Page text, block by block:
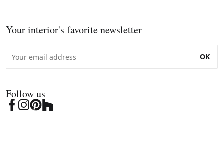
Your interior's favorite newsletter
OK
Follow us